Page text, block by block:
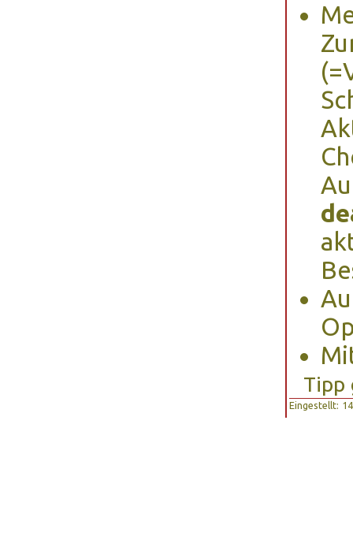
Tipp
Eingestellt: